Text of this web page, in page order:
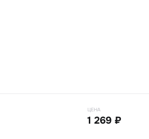
ЦЕНА
1 269 ₽